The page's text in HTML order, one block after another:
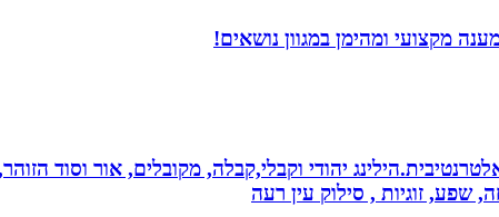
מקצועי ומהימן במגוון נושאים!
יהודי וקבלי,קבלה, מקובלים, אור וסוד
שפע, זוגיות , סילוק עין רעה